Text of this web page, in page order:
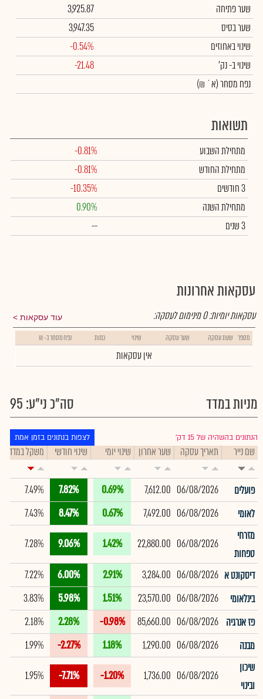
שער פתיחה
3,925.87
שער בסיס
3,947.35
שינוי באחוזים
-0.54%
שינויב- נק'
-21.48
נפח מסחר(א` ₪)
תשואות
מתחילת השבוע
-0.81%
מתחילת החודש
-0.81%
3 חודשים
-10.35%
מתחילת השנה
0.90%
3 שנים
--
עסקאות אחרונות
עוד עסקאות עסקאות יומיות:0מינימום לעסקה:
מספר שעת עסקה שער עסקה שינוי כמות נפח מסחר ב- ₪
אין עסקאות
מניות במדד סה"כ ני"ע: 95
הנתונים בהשהיה של 15 דק׳ לצפות בנתונים בזמן אמת
שם נייר תאריך עסקה שער אחרון שינוי יומי שינוי חודשי משקל במדד
פועלים 06/08/2026
7,612.00
0.69%
7.82%
7.49%
לאומי
06/08/2026
7,492.00
0.67%
8.47%
7.43%
מזרחי
טפחות
06/08/2026
22,880.00
1.42%
9.06%
7.28%
דיסקונט א 06/08/2026
3,284.00
2.91%
6.00%
7.22%
בינלאומי
06/08/2026
23,570.00
1.51%
5.98%
3.83%
פז אנרגיה 06/08/2026
85,660.00
-0.98%
2.28%
2.18%
מבנה
06/08/2026
1,290.00
1.18%
-2.27%
1.99%
שיכון
ובינוי
06/08/2026
1,736.00
-1.20%
-7.71%
1.95%